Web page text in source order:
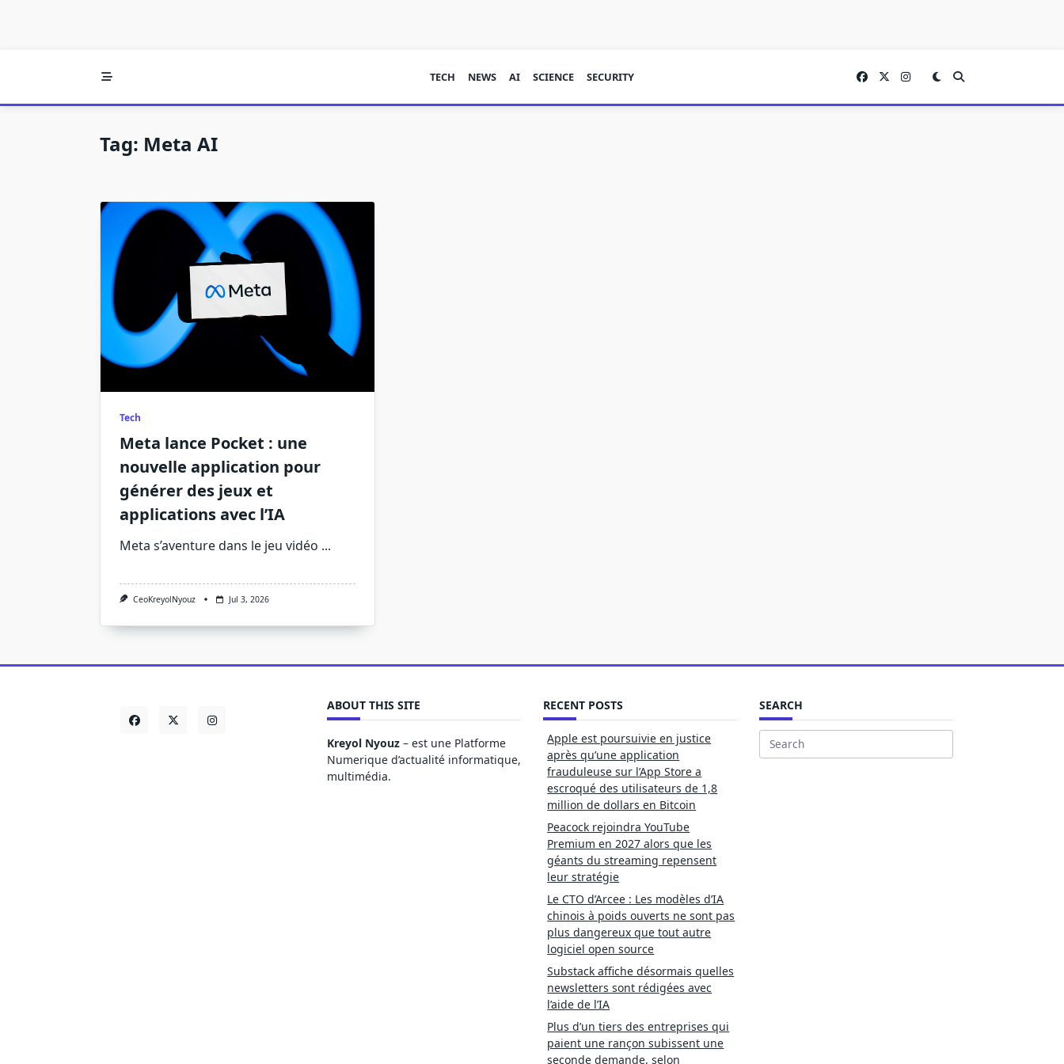
TECH NEWS AI SCIENCE SECURITY
Tag: Meta AI
Tech
Meta lance Pocket : une
nouvelle application pour
générer des jeux et
applications avec l’IA
Meta s’aventure dans le jeu vidéo ...
CeoKreyolNyouz Jul 3, 2026
ABOUT THIS SITE
Kreyol Nyouz – est une Platforme
Numerique d’actualité informatique,
multimédia.
RECENT POSTS
Apple est poursuivie en justice
après qu’une application
frauduleuse sur l’App Store a
escroqué des utilisateurs de 1,8
million de dollars en Bitcoin
Peacock rejoindra YouTube
Premium en 2027 alors que les
géants du streaming repensent
leur stratégie
Le CTO d’Arcee : Les modèles d’IA
chinois à poids ouverts ne sont pas
plus dangereux que tout autre
logiciel open source
Substack affiche désormais quelles
newsletters sont rédigées avec
l’aide de l’IA
Plus d’un tiers des entreprises qui
paient une rançon subissent une
seconde demande, selon
SEARCH
Search